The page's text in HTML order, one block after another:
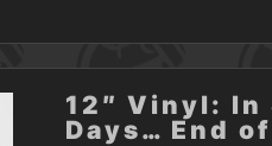
12″ Vinyl: In
Days… End